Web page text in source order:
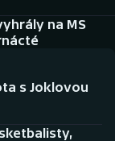
na MS
s Joklovou